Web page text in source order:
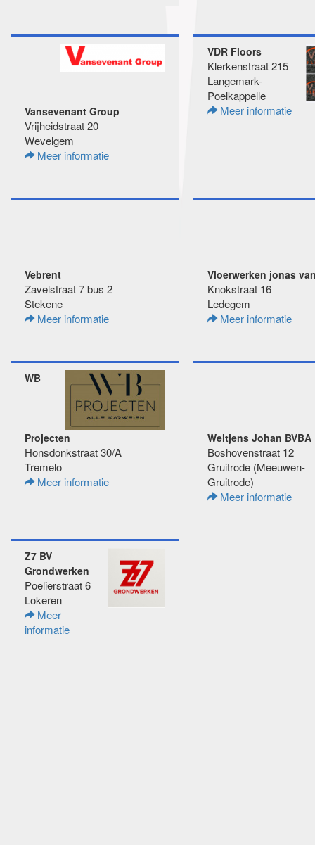
Vansevenant Group
Vrijheidstraat 20
Wevelgem
Meer informatie
VDR Floors
Klerkenstraat 215
Langemark-
Poelkappelle
Meer informatie
Vebrent
Zavelstraat 7 bus 2
Stekene
Meer informatie
Vloerwerken jonas
Knokstraat 16
Ledegem
Meer informatie
WB
Projecten
Honsdonkstraat 30/A
Tremelo
Meer informatie
Weltjens Johan BVBA
Boshovenstraat 12
Gruitrode (Meeuwen-
Gruitrode)
Meer informatie
Z7 BV
Grondwerken
Poelierstraat 6
Lokeren
Meer
informatie